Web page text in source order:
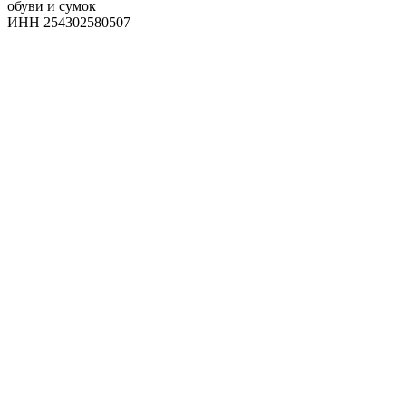
обуви и сумок
ИНН 254302580507